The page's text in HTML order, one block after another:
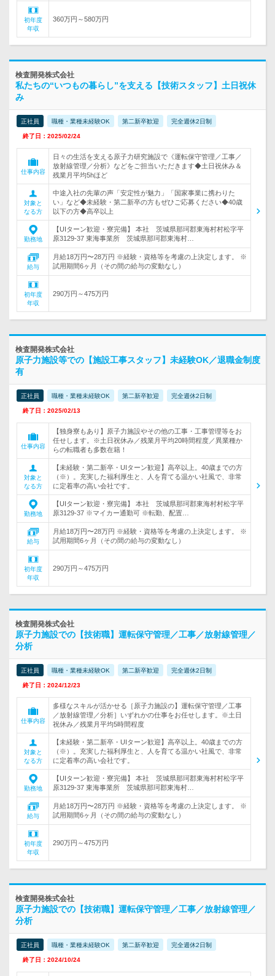
初年度
年収
360万円～580万円
検査開発株式会社
私たちの“いつもの暮らし”を支える【技術スタッフ】土日祝休
み
正社員 職種・業種未経験OK 第二新卒歓迎 完全週休2日制
終了日：2025/02/24
仕事内容
日々の生活を支える原子力研究施設で《運転保守管理／工事／
放射線管理／分析》などをご担当いただきます◆土日祝休み＆
残業月平均5hほど
対象と
なる方
中途入社の先輩の声「安定性が魅力」「国家事業に携わりた
い」など◆未経験・第二新卒の方もぜひご応募ください◆40歳
以下の方◆高卒以上
勤務地
【UIターン歓迎・寮完備】 本社 茨城県那珂郡東海村村松字平
原3129-37 東海事業所 茨城県那珂郡東海村…
給与
月給18万円〜28万円 ※経験・資格等を考慮の上決定します。 ※
試用期間6ヶ月（その間の給与の変動なし）
初年度
年収
290万円～475万円
検査開発株式会社
原子力施設等での【施設工事スタッフ】未経験OK／退職金制度
有
正社員 職種・業種未経験OK 第二新卒歓迎 完全週休2日制
終了日：2025/02/13
仕事内容
【独身寮もあり】原子力施設やその他の工事・工事管理等をお
任せします。※土日祝休み／残業月平均20時間程度／異業種か
らの転職者も多数在籍！
対象と
なる方
【未経験・第二新卒・UIターン歓迎】高卒以上。40歳までの方
（※）。充実した福利厚生と、人を育てる温かい社風で、非常
に定着率の高い会社です。
勤務地
【UIターン歓迎・寮完備】 本社 茨城県那珂郡東海村村松字平
原3129-37 ※マイカー通勤可 ※転勤、配置…
給与
月給18万円〜28万円 ※経験・資格等を考慮の上決定します。 ※
試用期間6ヶ月（その間の給与の変動なし）
初年度
年収
290万円～475万円
検査開発株式会社
原子力施設での【技術職】運転保守管理／工事／放射線管理／
分析
正社員 職種・業種未経験OK 第二新卒歓迎 完全週休2日制
終了日：2024/12/23
仕事内容
多様なスキルが活かせる［原子力施設の】運転保守管理／工事
／放射線管理／分析］いずれかの仕事をお任せします。※土日
祝休み／残業月平均5時間程度
対象と
なる方
【未経験・第二新卒・UIターン歓迎】高卒以上。40歳までの方
（※）。充実した福利厚生と、人を育てる温かい社風で、非常
に定着率の高い会社です。
勤務地
【UIターン歓迎・寮完備】 本社 茨城県那珂郡東海村村松字平
原3129-37 東海事業所 茨城県那珂郡東海村…
給与
月給18万円〜28万円 ※経験・資格等を考慮の上決定します。 ※
試用期間6ヶ月（その間の給与の変動なし）
初年度
年収
290万円～475万円
検査開発株式会社
原子力施設での【技術職】運転保守管理／工事／放射線管理／
分析
正社員 職種・業種未経験OK 第二新卒歓迎 完全週休2日制
終了日：2024/10/24